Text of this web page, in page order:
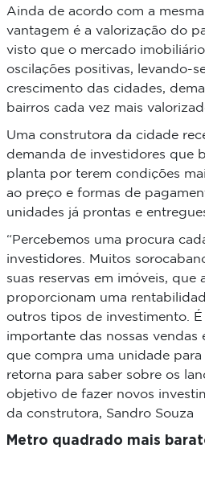
Ainda de acordo com a
vantagem é a valorização do
visto que o mercado
oscilações positivas, levando-
crescimento das cidades,
bairros cada vez mais
Uma construtora da cidade
demanda de investidores que
planta por terem condições
ao preço e formas de
unidades já prontas e
“Percebemos uma procura
investidores. Muitos
suas reservas em imóveis, que
proporcionam uma
outros tipos de investimento.
importante das nossas vendas
que compra uma unidade
retorna para saber sobre os
objetivo de fazer novos
da construtora, Sandro Souza
Metro quadrado mais